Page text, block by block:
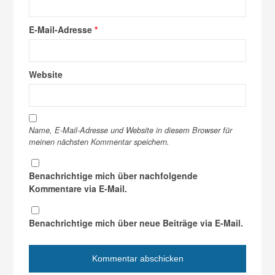
E-Mail-Adresse*
Website
Name, E-Mail-Adresse und Website in diesem Browser für
meinen nächsten Kommentar speichern.
Benachrichtige mich über nachfolgende
Kommentare via E-Mail.
Benachrichtige mich über neue Beiträge via E-Mail.